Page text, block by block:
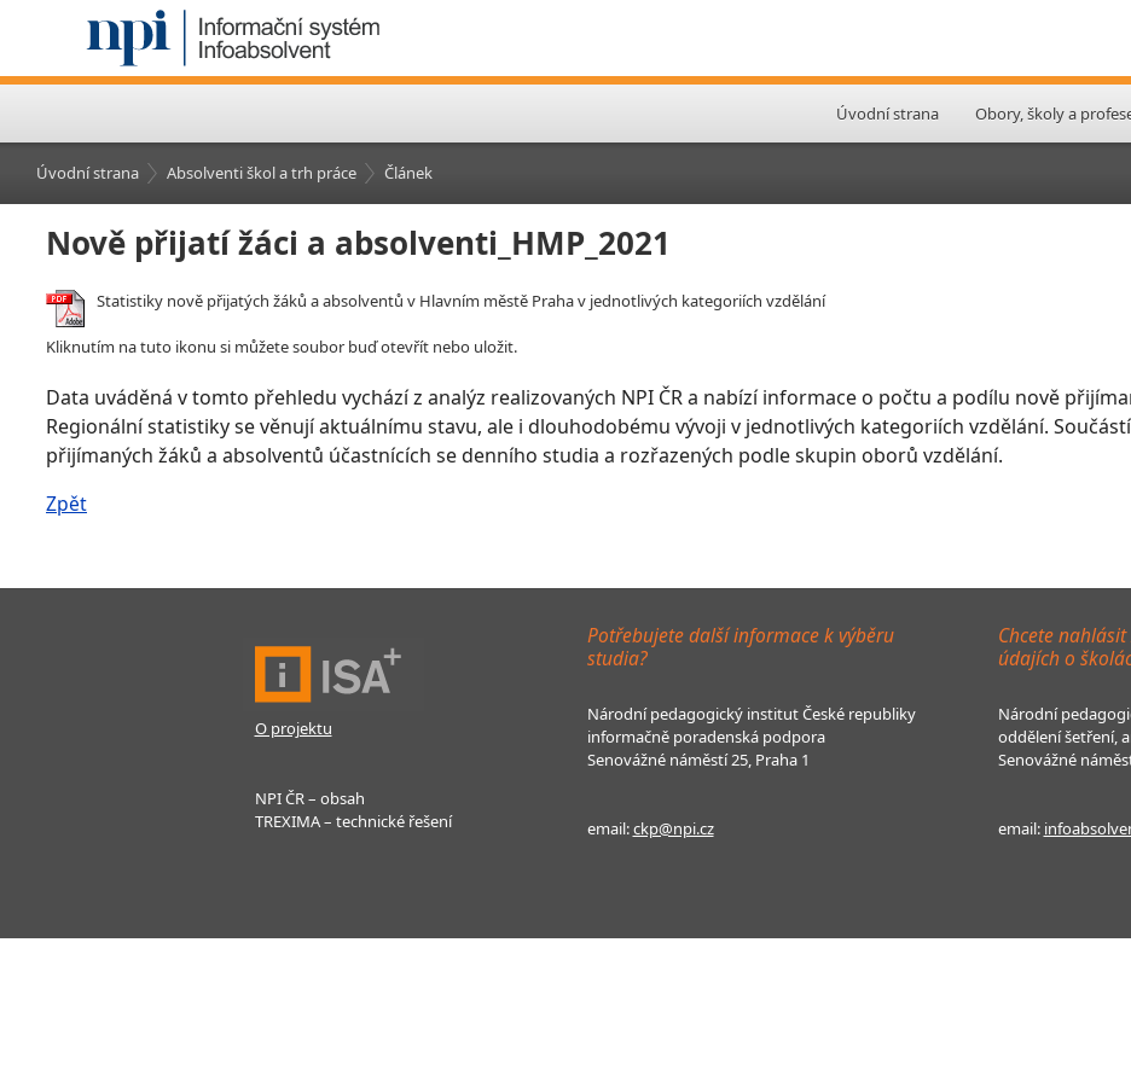
Úvodní strana Obory, školy a
Úvodní strana Absolventi škol a trh práce Článek
Nově přijatí žáci a absolventi_HMP_2021
Statistiky nově přijatých žáků a absolventů v Hlavním městě Praha v jednotlivých kategoriích vzdělání
Kliknutím na tuto ikonu si můžete soubor buď otevřít nebo uložit.
Data uváděná v tomto přehledu vychází z analýz realizovaných NPI ČR a nabízí informace o počtu a podílu nově
Regionální statistiky se věnují aktuálnímu stavu, ale i dlouhodobému vývoji v jednotlivých kategoriích vzdělání.
přijímaných žáků a absolventů účastnících se denního studia a rozřazených podle skupin oborů vzdělání.
Zpět
O projektu
NPI ČR – obsah
TREXIMA – technické řešení
Potřebujete další informace k výběru
studia?
Národní pedagogický institut České republiky
informačně poradenská podpora
Senovážné náměstí 25, Praha 1
email:ckp@npi.cz
Chcete
údajích o
Národní
oddělení šetření,
Senovážné
email: